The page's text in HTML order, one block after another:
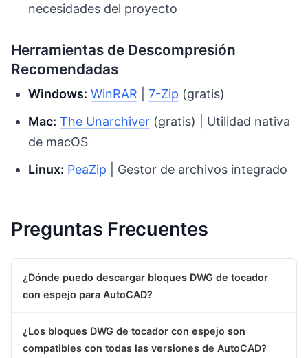
necesidades del proyecto
Herramientas de Descompresión
Recomendadas
Windows: WinRAR |7-Zip (gratis)
Mac: The Unarchiver (gratis) | Utilidad nativa
de macOS
Linux: PeaZip | Gestor de archivos integrado
Preguntas Frecuentes
¿Dónde puedo descargar bloques DWG de tocador
con espejo para AutoCAD?
¿Los bloques DWG de tocador con espejo son
compatibles con todas las versiones de AutoCAD?